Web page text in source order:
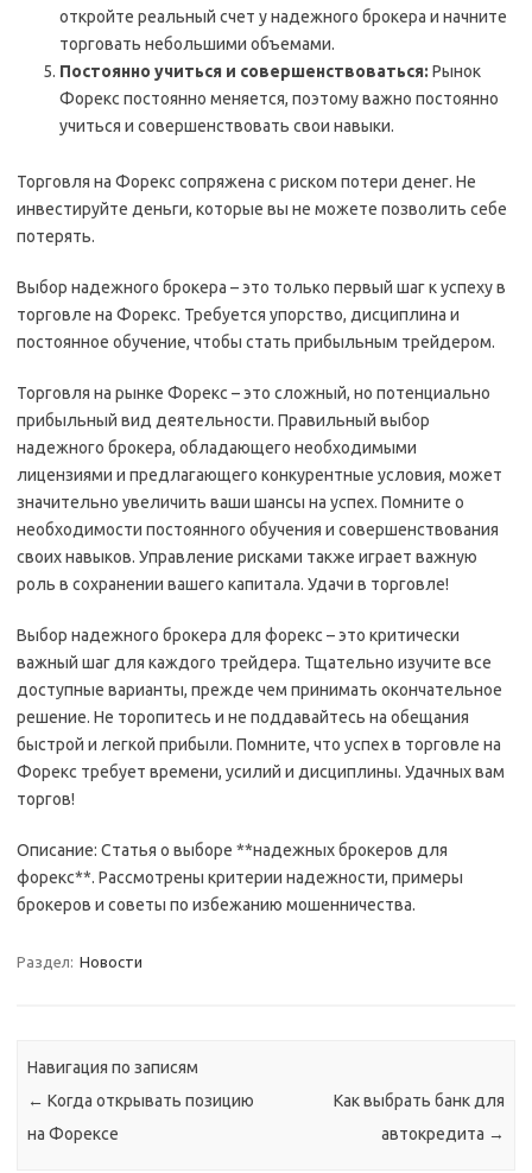
откройте реальный счет у надежного брокера и начните
торговать небольшими объемами.
Постоянно учиться и совершенствоваться: Рынок
Форекс постоянно меняется, поэтому важно постоянно
учиться и совершенствовать свои навыки.
Торговля на Форекс сопряжена с риском потери денег. Не
инвестируйте деньги, которые вы не можете позволить себе
потерять.
Выбор надежного брокера – это только первый шаг к успеху в
торговле на Форекс. Требуется упорство, дисциплина и
постоянное обучение, чтобы стать прибыльным трейдером.
Торговля на рынке Форекс – это сложный, но потенциально
прибыльный вид деятельности. Правильный выбор
надежного брокера, обладающего необходимыми
лицензиями и предлагающего конкурентные условия, может
значительно увеличить ваши шансы на успех. Помните о
необходимости постоянного обучения и совершенствования
своих навыков. Управление рисками также играет важную
роль в сохранении вашего капитала. Удачи в торговле!
Выбор надежного брокера для форекс – это критически
важный шаг для каждого трейдера. Тщательно изучите все
доступные варианты, прежде чем принимать окончательное
решение. Не торопитесь и не поддавайтесь на обещания
быстрой и легкой прибыли. Помните, что успех в торговле на
Форекс требует времени, усилий и дисциплины. Удачных вам
торгов!
Описание: Статья о выборе **надежных брокеров для
форекс**. Рассмотрены критерии надежности, примеры
брокеров и советы по избежанию мошенничества.
Раздел: Новости
Навигация по записям
← Когда открывать позицию
на Форексе
Как выбрать банк для
автокредита →